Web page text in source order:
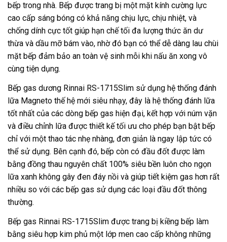
bếp trong nhà. Bếp được trang bị một mặt kính cường lực
cao cấp sáng bóng có khả năng chịu lực, chịu nhiệt, và
chống dính cực tốt giúp hạn chế tối đa lượng thức ăn dư
thừa và dầu mỡ bám vào, nhờ đó bạn có thể dễ dàng lau chùi
mặt bếp đảm bảo an toàn vệ sinh mỗi khi nấu ăn xong vô
cùng tiện dụng.
Bếp gas dương Rinnai RS-1715Slim sử dụng hệ thống đánh
lữa Magneto thế hệ mới siêu nhạy, đây là hệ thống đánh lữa
tốt nhất của các dòng bếp gas hiện đại, kết hợp với núm vặn
và điều chỉnh lữa được thiết kế tối ưu cho phép bạn bật bếp
chỉ với một thao tác nhẹ nhàng, đơn giản là ngay lập tức có
thể sử dụng. Bên cạnh đó, bếp còn có đầu đốt được làm
bằng đồng thau nguyên chất 100% siêu bền luôn cho ngọn
lữa xanh không gây đen đáy nồi và giúp tiết kiệm gas hơn rất
nhiều so với các bếp gas sử dụng các loại đầu đốt thông
thường.
Bếp gas Rinnai RS-1715Slim được trang bị kiềng bếp làm
bằng siêu hợp kim phủ một lớp men cao cấp không những